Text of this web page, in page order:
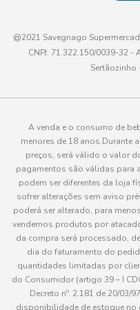
@2021 Savegnago
CNPJ: 71.322.150/0039-32
Sertãozinho
A venda e o consumo de
menores de 18 anos.Durante
preços, será válido o valor
pagamentos são válidas para
podem ser diferentes da loja
sofrer alterações sem aviso
poderá ser alterado, para
vendemos produtos por
da compra será processado,
dia do faturamento do
quantidades limitadas por
do Consumidor (artigo 39 – I
Decreto nº. 2.181 de 20/03/
disponibilidade de estoque